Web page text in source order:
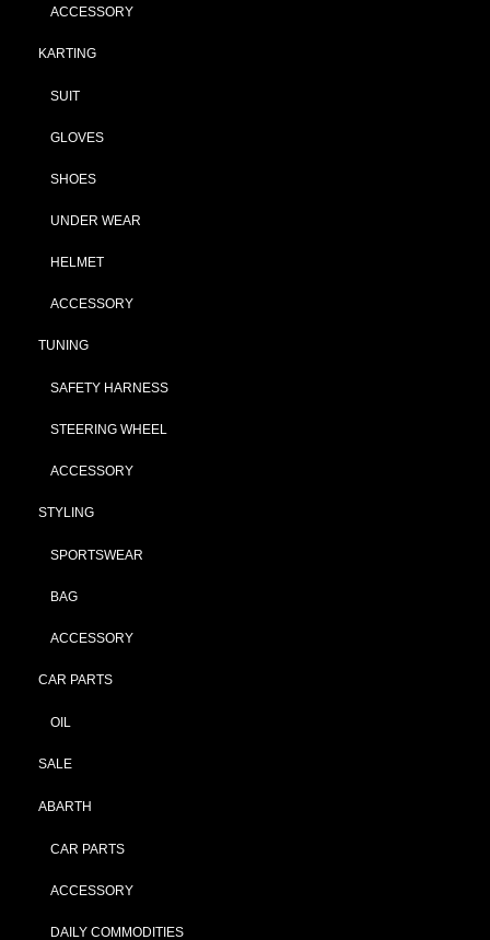
ACCESSORY
KARTING
SUIT
GLOVES
SHOES
UNDER WEAR
HELMET
ACCESSORY
TUNING
SAFETY HARNESS
STEERING WHEEL
ACCESSORY
STYLING
SPORTSWEAR
BAG
ACCESSORY
CAR PARTS
OIL
SALE
ABARTH
CAR PARTS
ACCESSORY
DAILY COMMODITIES